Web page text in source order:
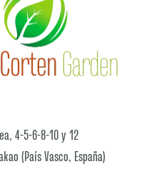
4-5-6-8-10 y 12
(País Vasco, España)